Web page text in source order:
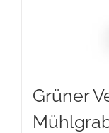
Grüner